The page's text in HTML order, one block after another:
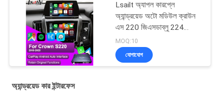
Lsailt অ্যাপল কারপ্লে
অ্যান্ড্রয়েড অটো মডিউল ক্রাউন
এস 220 জিএসডাব্লু 224
2018-2022 ইন্টিগ্রেশন
মোবাইল ফোন মিররিং, বিপরীত
ক্যামেরা
MOQ:10
যোগাযোগ
অ্যান্ড্রয়েড কার ইন্টারফেস